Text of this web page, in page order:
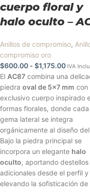
cuerpo floral y
halo oculto –
Anillos de compromiso,
compromiso oro
$600.00 - $1,175.00 IVA
El AC87 combina una
piedra oval de 5x7 mm con
exclusivo cuerpo inspirado
formas florales, donde cada
gema lateral se integra
orgánicamente al diseño
Bajo la piedra principal se
incorpora un elegante halo
oculto, aportando destellos
adicionales desde el perfil y
elevando la sofisticación de